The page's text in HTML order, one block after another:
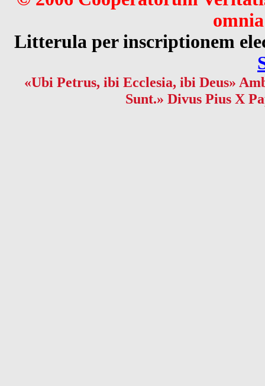
Litterula per inscriptionem
«Ubi Petrus, ibi Ecclesia, ibi Deus»
Sunt.» Divus Pius X